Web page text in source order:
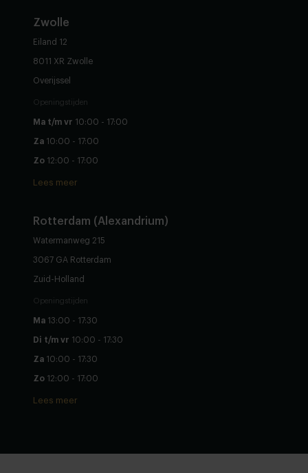
Zwolle
Eiland 12
8011 XR Zwolle
Overijssel
Openingstijden
Ma t/m vr 10:00 - 17:00
Za 10:00 - 17:00
Zo 12:00 - 17:00
Lees meer
Rotterdam (Alexandrium)
Watermanweg 215
3067 GA Rotterdam
Zuid-Holland
Openingstijden
Ma 13:00 - 17:30
Di t/m vr 10:00 - 17:30
Za 10:00 - 17:30
Zo 12:00 - 17:00
Lees meer